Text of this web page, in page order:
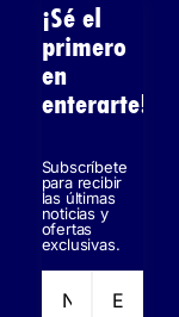
¡Sé el
primero
en
enterarte!
Subscríbete
para recibir
las últimas
noticias y
ofertas
exclusivas.